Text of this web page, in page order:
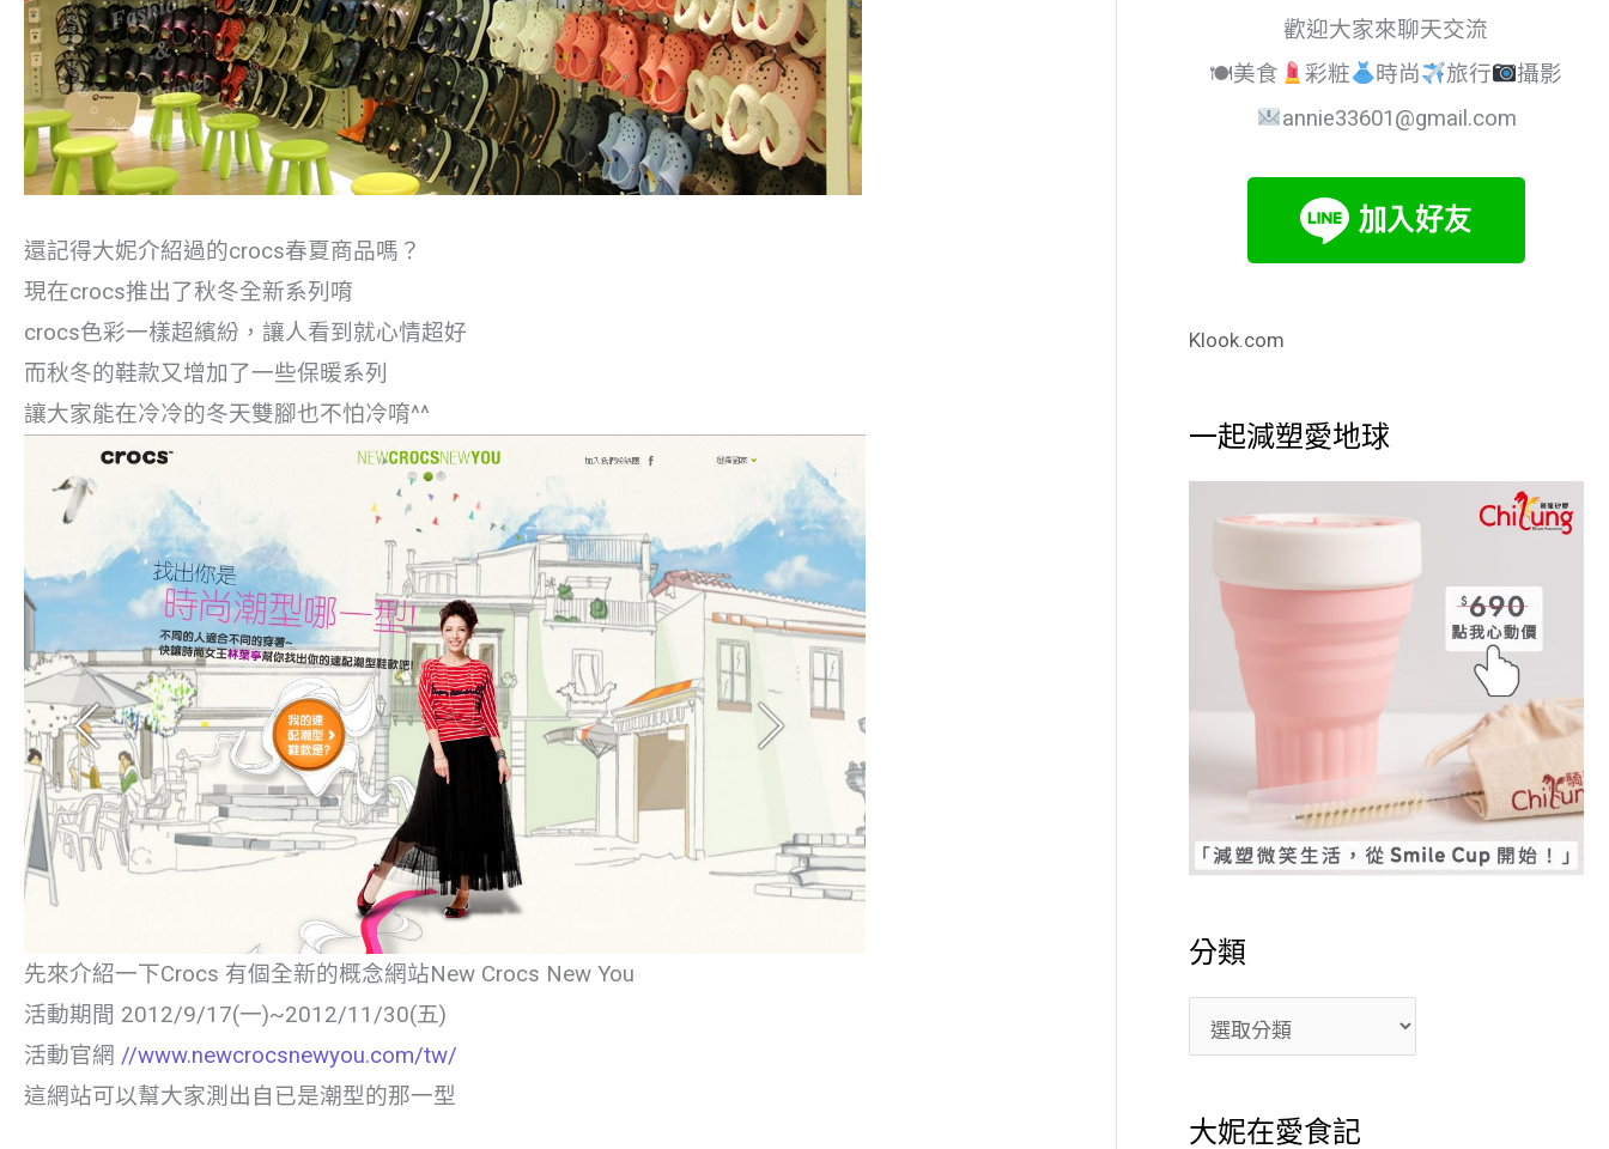
還記得大妮介紹過的crocs春夏商品嗎？
現在crocs推出了秋冬全新系列唷
crocs色彩一樣超繽紛，讓人看到就心情超好
而秋冬的鞋款又增加了一些保暖系列
讓大家能在冷冷的冬天雙腳也不怕冷唷^^
先來介紹一下Crocs 有個全新的概念網站New Crocs New You
活動期間 2012/9/17(一)~2012/11/30(五)
活動官網 //www.newcrocsnewyou.com/tw/
這網站可以幫大家測出自已是潮型的那一型
歡迎大家來聊天交流
🍽美食
彩粧 時尚 旅行
攝影
annie33601@gmail.com
Klook.com
一起減塑愛地球
分類
大妮在愛食記